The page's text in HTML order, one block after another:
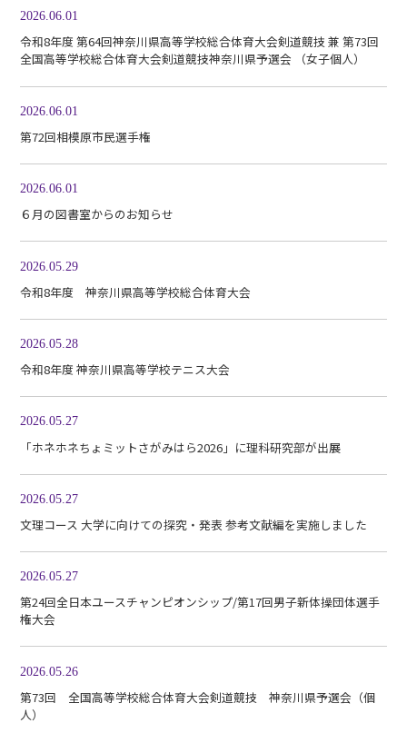
2026.06.01
令和8年度 第64回神奈川県高等学校総合体育大会剣道競技 兼 第73回
全国高等学校総合体育大会剣道競技神奈川県予選会 （女子個人）
2026.06.01
第72回相模原市民選手権
2026.06.01
６月の図書室からのお知らせ
2026.05.29
令和8年度 神奈川県高等学校総合体育大会
2026.05.28
令和8年度 神奈川県高等学校テニス大会
2026.05.27
「ホネホネちょミットさがみはら2026」に理科研究部が出展
2026.05.27
文理コース 大学に向けての探究・発表 参考文献編を実施しました
2026.05.27
第24回全日本ユースチャンピオンシップ/第17回男子新体操団体選手
権大会
2026.05.26
第73回 全国高等学校総合体育大会剣道競技 神奈川県予選会（個
人）